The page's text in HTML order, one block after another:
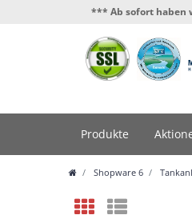
*** Ab sofort haben wir
Produkte
Shopware 6